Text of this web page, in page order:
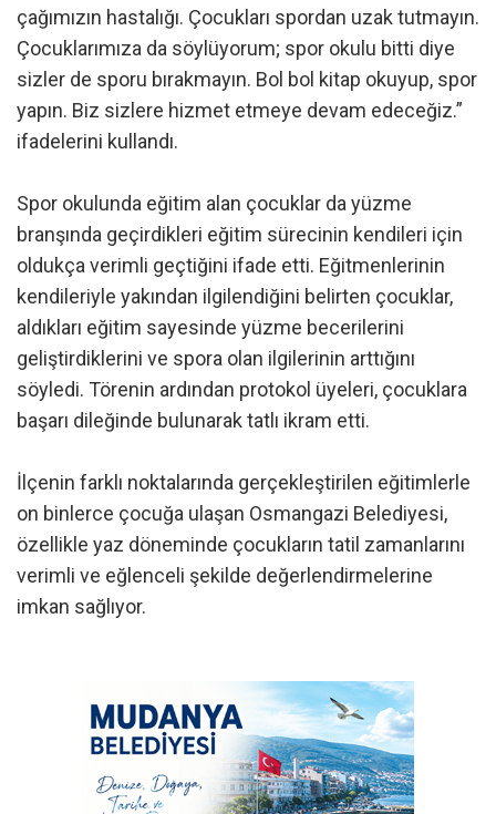
çağımızın hastalığı. Çocukları spordan uzak tutmayın.
Çocuklarımıza da söylüyorum; spor okulu bitti diye
sizler de sporu bırakmayın. Bol bol kitap okuyup, spor
yapın. Biz sizlere hizmet etmeye devam edeceğiz.”
ifadelerini kullandı.
Spor okulunda eğitim alan çocuklar da yüzme
branşında geçirdikleri eğitim sürecinin kendileri için
oldukça verimli geçtiğini ifade etti. Eğitmenlerinin
kendileriyle yakından ilgilendiğini belirten çocuklar,
aldıkları eğitim sayesinde yüzme becerilerini
geliştirdiklerini ve spora olan ilgilerinin arttığını
söyledi. Törenin ardından protokol üyeleri, çocuklara
başarı dileğinde bulunarak tatlı ikram etti.
İlçenin farklı noktalarında gerçekleştirilen eğitimlerle
on binlerce çocuğa ulaşan Osmangazi Belediyesi,
özellikle yaz döneminde çocukların tatil zamanlarını
verimli ve eğlenceli şekilde değerlendirmelerine
imkan sağlıyor.